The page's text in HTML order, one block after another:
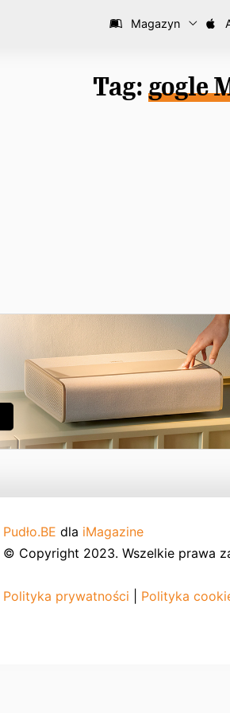
Magazyn
Tag: gogle
Pudło.BE dla iMagazine
© Copyright 2023. Wszelkie prawa
Polityka prywatności Polityka